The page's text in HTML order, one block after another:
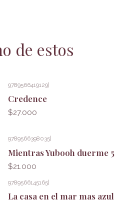
de estos
9789566419129|
Credence
$27.000
9789566398035|
Mientras Yubooh duerme 5
$21.000
9789566145165|
La casa en el mar mas azul